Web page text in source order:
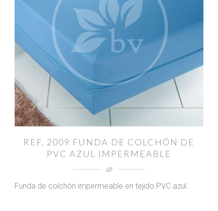
REF. 2009 FUNDA DE COLCHÓN DE
PVC AZUL IMPERMEABLE
Funda de colchón impermeable en tejido PVC azul.